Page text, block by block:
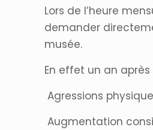
Lors de l’heure
demander
musée.
En effet un an
Agressions
Augmentation